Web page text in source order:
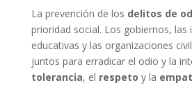
La prevención de los delitos de
prioridad social. Los gobiernos, las
educativas y las organizaciones
juntos para erradicar el odio y la
tolerancia, el respeto y la